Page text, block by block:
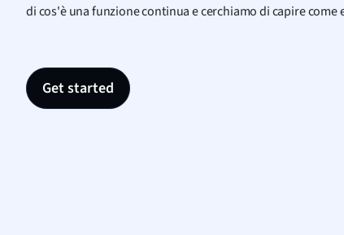
di cos'è una funzione continua e cerchiamo di capire
Get started